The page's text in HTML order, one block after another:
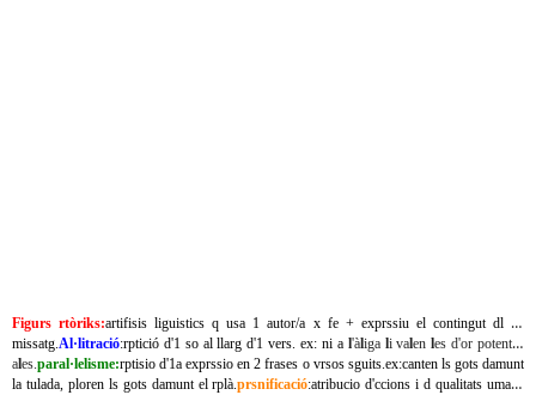
Figurs rtòriks:artifisis liguistics q usa 1 autor/a x fe + exprssiu el contingut dl su
missatg.Al·litració:rptició d'1 so al llarg d'1 vers. ex: ni a l'àliga li valenles d'or potentes
ales.paral·lelisme:rptisio d'1a exprssio en 2 frases o vrsos sguits.ex:canten ls gots damunt
la tulada, ploren ls gots damunt el rplà.prsnificació:atribucio d'ccions i d qualitats umans